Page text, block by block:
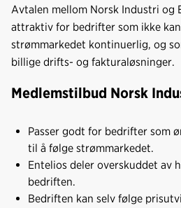
Avtalen mellom Norsk Industri og
attraktiv for bedrifter som ikke
strømmarkedet kontinuerlig, og
billige drifts- og fakturaløsninger.
Medlemstilbud Norsk
Passer godt for bedrifter som
til å følge strømmarkedet.
Entelios deler overskuddet av
bedriften.
Bedriften kan selv følge